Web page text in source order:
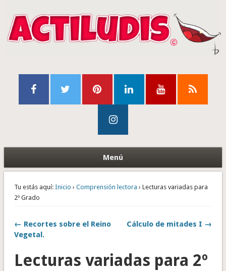
Menú
Tu estás aquí: Inicio › Comprensión lectora › Lecturas variadas para
2º Grado
← Recortes sobre el Reino
Vegetal.
Cálculo de mitades I →
Lecturas variadas para 2º